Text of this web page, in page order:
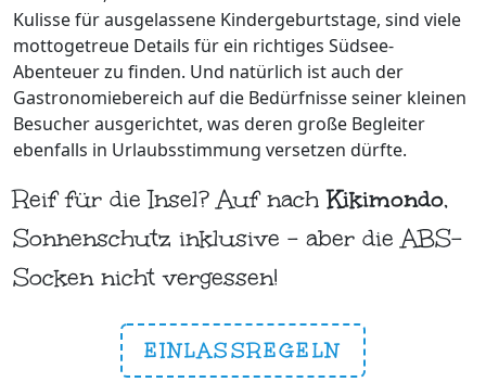
Kulisse für ausgelassene Kindergeburtstage, sind viele
mottogetreue Details für ein richtiges Südsee-
Abenteuer zu finden. Und natürlich ist auch der
Gastronomiebereich auf die Bedürfnisse seiner kleinen
Besucher ausgerichtet, was deren große Begleiter
ebenfalls in Urlaubsstimmung versetzen dürfte.
Reif für die Insel? Auf nachKikimondo,
Sonnenschutz inklusive – aber die ABS-
Socken nicht vergessen!
EINLASSREGELN